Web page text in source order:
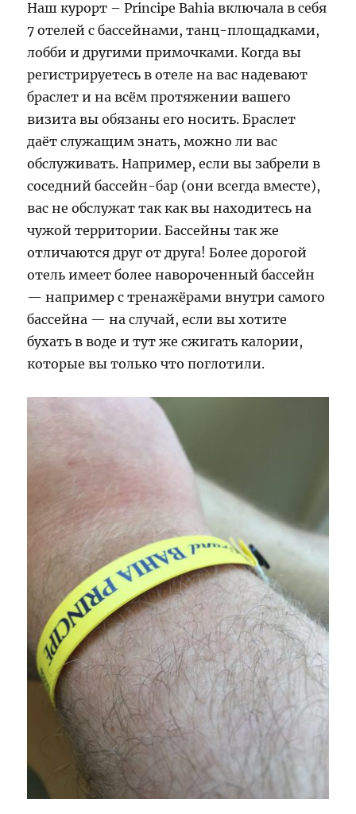
Наш курорт – Principe Bahia включала в себя
7 отелей с бассейнами, танц-площадками,
лобби и другими примочками. Когда вы
регистрируетесь в отеле на вас надевают
браслет и на всём протяжении вашего
визита вы обязаны его носить. Браслет
даёт служащим знать, можно ли вас
обслуживать. Например, если вы забрели в
соседний бассейн-бар (они всегда вместе),
вас не обслужат так как вы находитесь на
чужой территории. Бассейны так же
отличаются друг от друга! Более дорогой
отель имеет более навороченный бассейн
— например с тренажёрами внутри самого
бассейна — на случай, если вы хотите
бухать в воде и тут же сжигать калории,
которые вы только что поглотили.